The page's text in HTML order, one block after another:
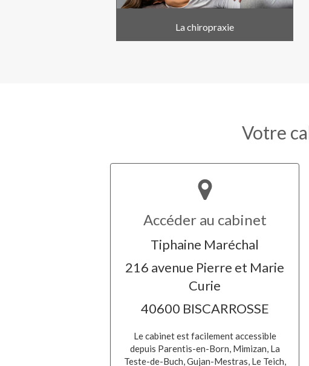
La chiropraxie
Votre
Accéder au cabinet
Tiphaine Maréchal
216 avenue Pierre et Marie
Curie
40600 BISCARROSSE
Le cabinet est facilement accessible
depuis Parentis-en-Born, Mimizan, La
Teste-de-Buch, Gujan-Mestras, Le Teich,